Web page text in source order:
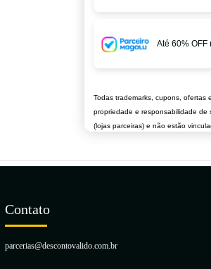
Até 60% OFF
Todas trademarks, cupons, ofertas
propriedade e responsabilidade de
(lojas parceiras) e não estão
Contato
parcerias@descontovalido.com.br